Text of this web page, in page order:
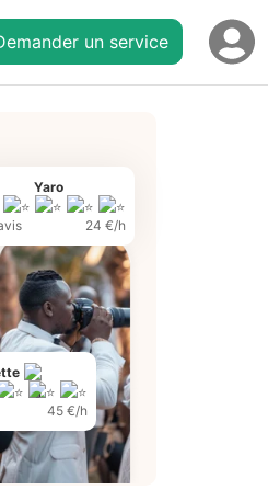
un service
45 €/h
Yaro
24 €/h